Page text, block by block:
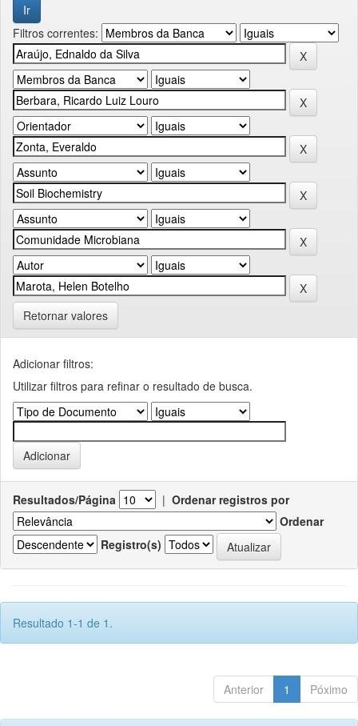
Filtros correntes:
Retornar valores
Adicionar filtros:
Utilizar filtros para refinar o resultado de busca.
Resultados/Página | Ordenar registros por
Ordenar
Registro(s)
Resultado 1-1 de 1.
Anterior 1 Póximo